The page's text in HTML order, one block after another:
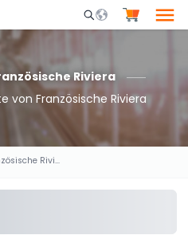
Mobile Search
Riviera
von Französische Riviera
Französische Riviera